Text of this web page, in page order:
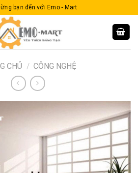
bạn đến với Emo - Mart
CHỦ / CÔNG NGHỆ